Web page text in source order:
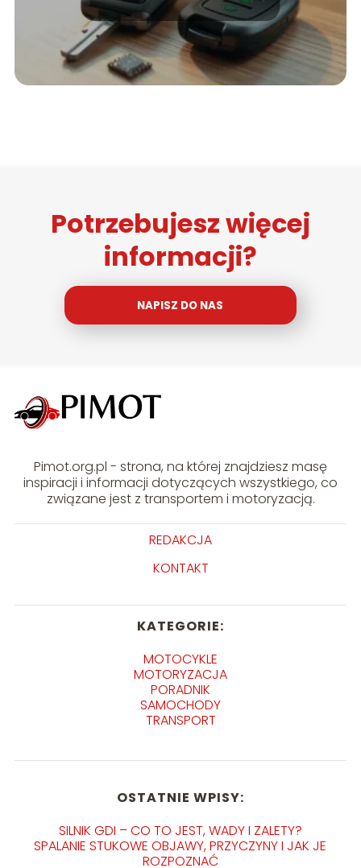
Potrzebujesz więcej
informacji?
NAPISZ DO NAS
Pimot.org.pl - strona, na której znajdziesz masę
inspiracji i informacji dotyczących wszystkiego, co
związane jest z transportem i motoryzacją.
REDAKCJA
KONTAKT
KATEGORIE:
MOTOCYKLE
MOTORYZACJA
PORADNIK
SAMOCHODY
TRANSPORT
OSTATNIE WPISY:
SILNIK GDI – CO TO JEST, WADY I ZALETY?
SPALANIE STUKOWE OBJAWY, PRZYCZYNY I JAK JE
ROZPOZNAĆ